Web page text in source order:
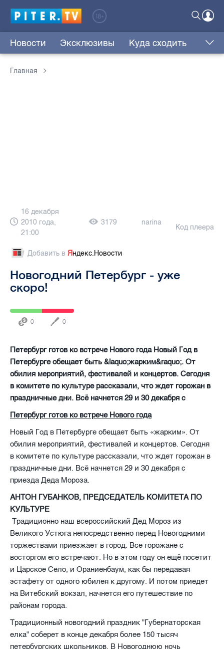
Новости Эксклюзивы Куда сходить
Главная
16 декабря
2010 года,
21:00
3179 narina
Код плеера
Добавить в Яндекс.Новости
Новогодний Петербург - уже
скоро!
0 0
Петербург готов ко встрече Нового года Новый Год в
Петербурге обещает быть &laquo;жарким&raquo;. От
обилия мероприятий, фестивалей и концертов. Сегодня
в комитете по культуре рассказали, что ждет горожан в
праздничные дни. Всё начнется 29 и 30 декабря с
Петербург готов ко встрече Нового года
Новый Год в Петербурге обещает быть «жарким». От
обилия мероприятий, фестивалей и концертов. Сегодня
в комитете по культуре рассказали, что ждет горожан в
праздничные дни. Всё начнется 29 и 30 декабря с
приезда Деда Мороза.
АНТОН ГУБАНКОВ, ПРЕДСЕДАТЕЛЬ КОМИТЕТА ПО
КУЛЬТУРЕ
Традиционно наш всероссийский Дед Мороз из
Великого Устюга непосредственно перед Новогодними
торжествами приезжает в город. Все горожане с
восторгом его встречают. Но в этом году он ещё посетит
и Царское Село, и Ораниенбаум, как бы передавая
эстафету от одного юбилея к другому. И потом приедет
на Витебский вокзал, начнется его путешествие по
районам города.
Традиционный новогодний праздник "Губернаторская
елка" соберет в конце декабря более 150 тысяч
петербургских школьников. В Новогоднюю ночь